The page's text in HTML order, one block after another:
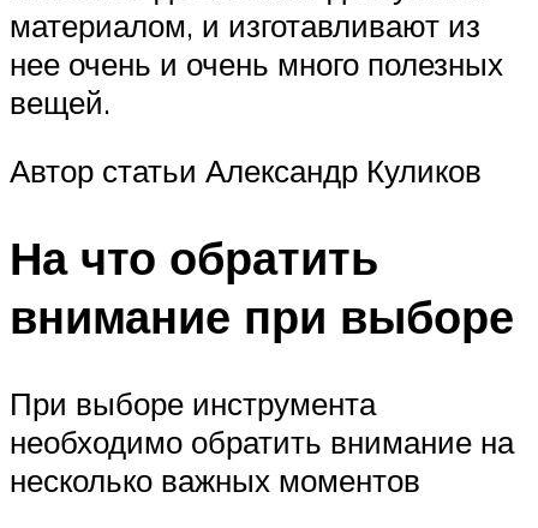
материалом, и изготавливают из
нее очень и очень много полезных
вещей.
Автор статьи Александр Куликов
На что обратить
внимание при выборе
При выборе инструмента
необходимо обратить внимание на
несколько важных моментов